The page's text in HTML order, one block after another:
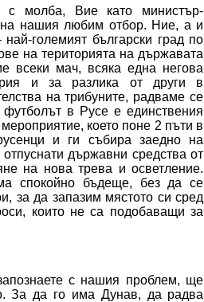
молба, Вие като министър-
на нашия любим отбор. Ние, а и
големият български град по
на територията на държавата
всеки мач, всяка една негова
и за разлика от други в
на трибуните, радваме се
в Русе е единствения
което поне 2 пъти в
и ги събира заедно на
държавни средства от
на нова трева и осветление.
спокойно бъдеще, без да се
за да запазим мястото си сред
които не са подобаващи за
с нашия проблем, ще
За да го има Дунав, да радва